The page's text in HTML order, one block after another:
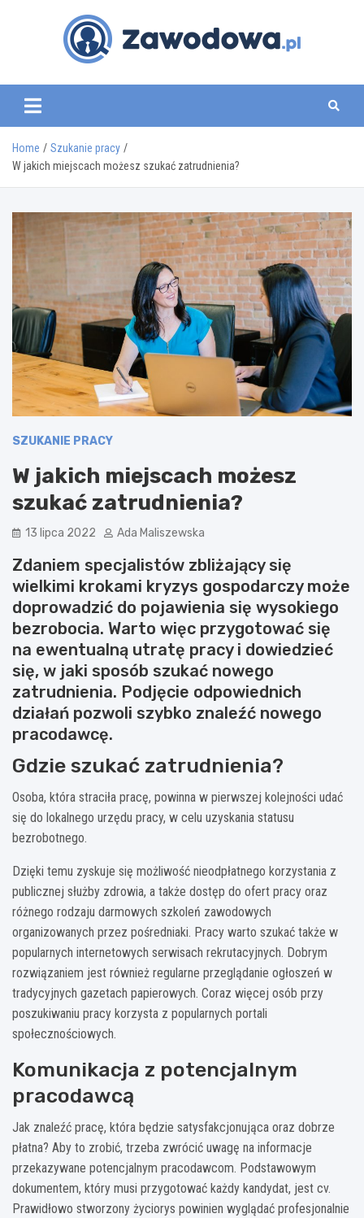
zawodowa.pl
Home
Szukanie pracy
W jakich miejscach możesz szukać zatrudnienia?
SZUKANIE PRACY
W jakich miejscach możesz
szukać zatrudnienia?
13 lipca 2022 Ada Maliszewska
Zdaniem specjalistów zbliżający się
wielkimi krokami kryzys gospodarczy może
doprowadzić do pojawienia się wysokiego
bezrobocia. Warto więc przygotować się
na ewentualną utratę pracy i dowiedzieć
się, w jaki sposób szukać nowego
zatrudnienia. Podjęcie odpowiednich
działań pozwoli szybko znaleźć nowego
pracodawcę.
Gdzie szukać zatrudnienia?
Osoba, która straciła pracę, powinna w pierwszej kolejności udać
się do lokalnego urzędu pracy, w celu uzyskania statusu
bezrobotnego.
Dzięki temu zyskuje się możliwość nieodpłatnego korzystania z
publicznej służby zdrowia, a także dostęp do ofert pracy oraz
różnego rodzaju darmowych szkoleń zawodowych
organizowanych przez pośredniaki. Pracy warto szukać także w
popularnych internetowych serwisach rekrutacyjnych. Dobrym
rozwiązaniem jest również regularne przeglądanie ogłoszeń w
tradycyjnych gazetach papierowych. Coraz więcej osób przy
poszukiwaniu pracy korzysta z popularnych portali
społecznościowych.
Komunikacja z potencjalnym
pracodawcą
Jak znaleźć pracę, która będzie satysfakcjonująca oraz dobrze
płatna? Aby to zrobić, trzeba zwrócić uwagę na informacje
przekazywane potencjalnym pracodawcom. Podstawowym
dokumentem, który musi przygotować każdy kandydat, jest cv.
Prawidłowo stworzony życiorys powinien wyglądać profesjonalnie